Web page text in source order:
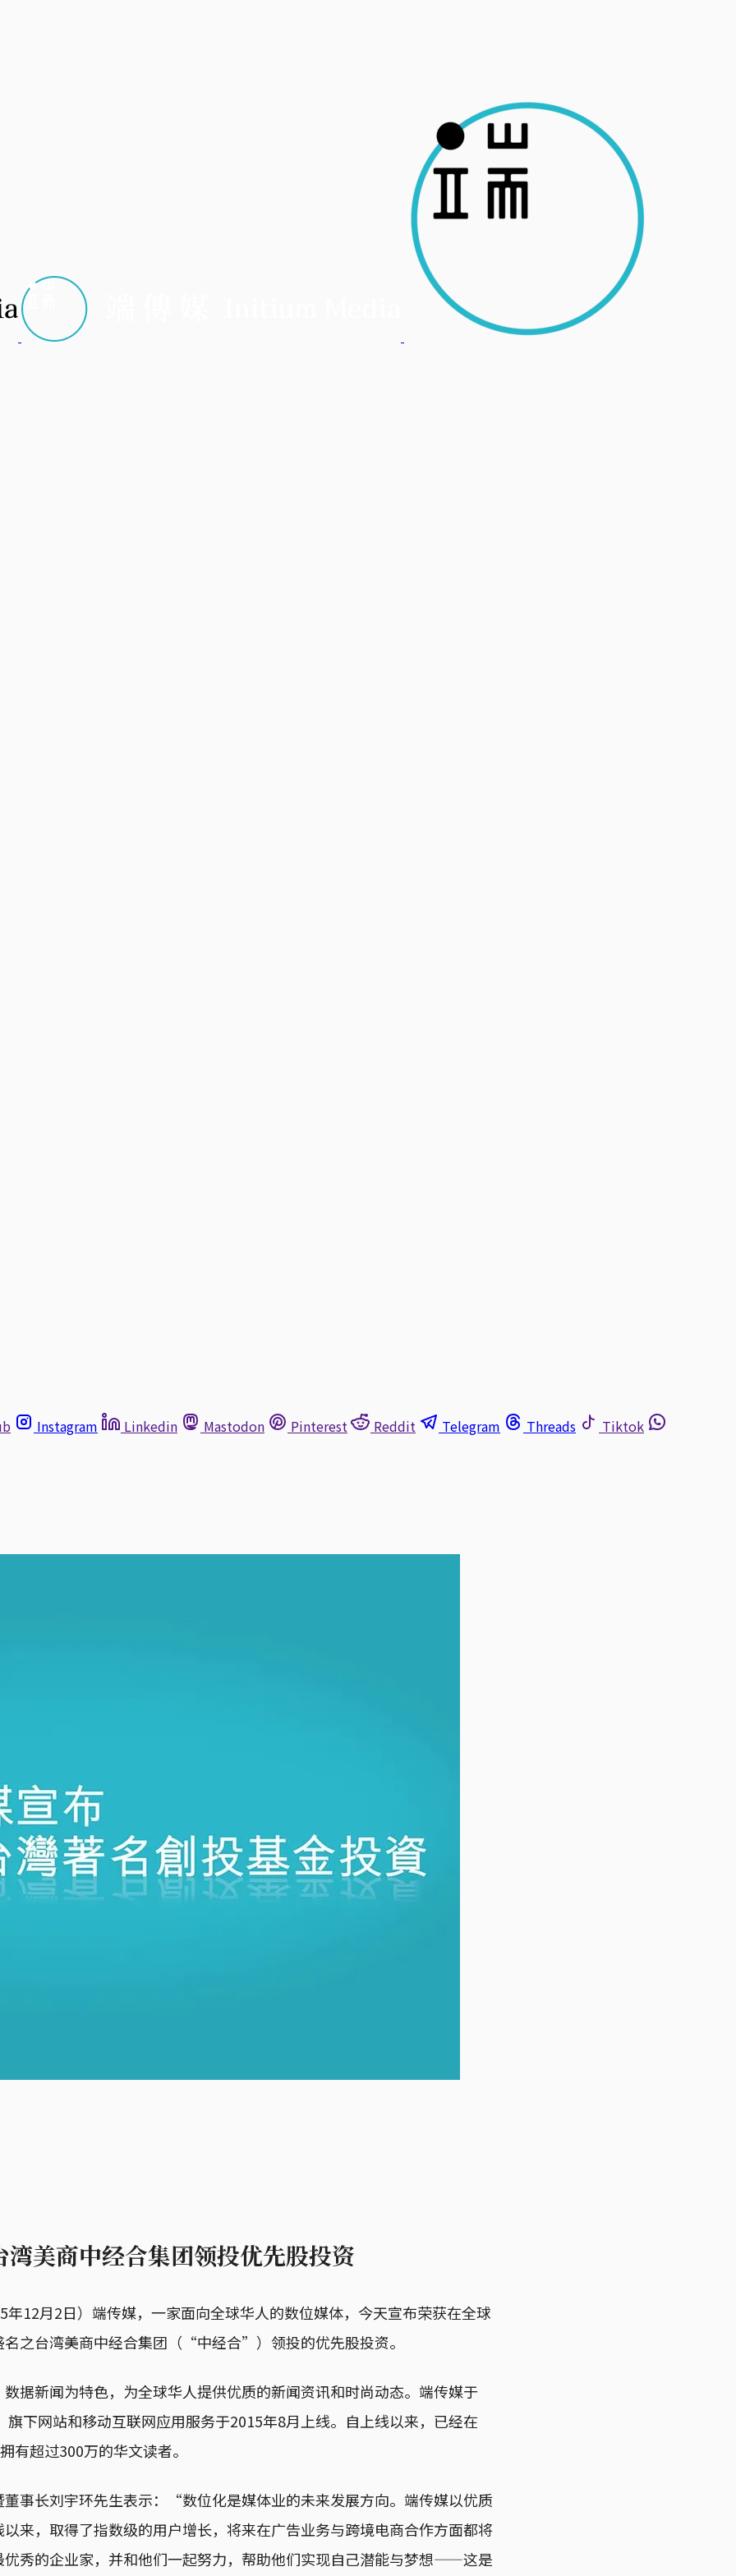
Instagram Linkedin Mastodon Pinterest Reddit Telegram Threads Tiktok
湾美商中经合集团领投优先股投资
年12月2日）端传媒，一家面向全球华人的数位媒体，今天宣布荣获在全球
之台湾美商中经合集团（“中经合”）领投的优先股投资。
据新闻为特色，为全球华人提供优质的新闻资讯和时尚动态。端传媒于
旗下网站和移动互联网应用服务于2015年8月上线。自上线以来，已经在
有超过300万的华文读者。
事长刘宇环先生表示：“数位化是媒体业的未来发展方向。端传媒以优质
来，取得了指数级的用户增长，将来在广告业务与跨境电商合作方面都将
优秀的企业家，并和他们一起努力，帮助他们实现自己潜能与梦想——这是